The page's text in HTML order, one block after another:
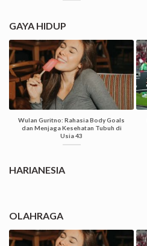
GAYA HIDUP
Wulan Guritno: Rahasia Body Goals
dan Menjaga Kesehatan Tubuh di
Usia 43
HARIANESIA
OLAHRAGA